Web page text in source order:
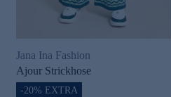
Jana Ina Fashion
Ajour Strickhose
-20% EXTRA